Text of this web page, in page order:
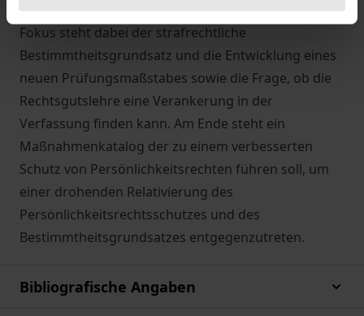
Persönlichkeitsrechtsverletzungen. Im besonderen
Fokus steht dabei der strafrechtliche
Bestimmtheitsgrundsatz und die Entwicklung eines
neuen Prüfungsmaßstabes sowie die Frage, ob die
Rechtsgutslehre eine Verankerung in der
Verfassung finden kann. Am Ende steht ein
Maßnahmenkatalog der zu einem verbesserten
Schutz von Persönlichkeitsrechten führen soll, um
einer drohenden Relativierung des
Persönlichkeitsrechtsschutzes und des
Bestimmtheitsgrundsatzes entgegenzutreten.
Bibliografische Angaben